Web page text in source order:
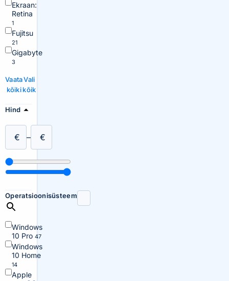
Ekraan:
Retina
1
Fujitsu
21
Gigabyte
3
Vaata
kõiki
Vali
kõik
Hind
€ – €
Operatsioonisüsteem
Windows
10 Pro 47
Windows
10 Home
14
Apple